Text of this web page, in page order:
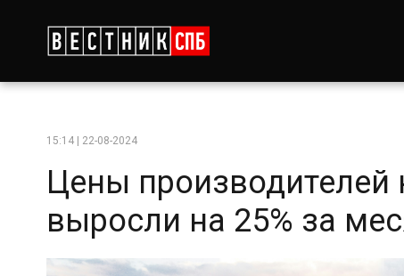
15:14 | 22-08-2024
Цены производителей
выросли на 25% за